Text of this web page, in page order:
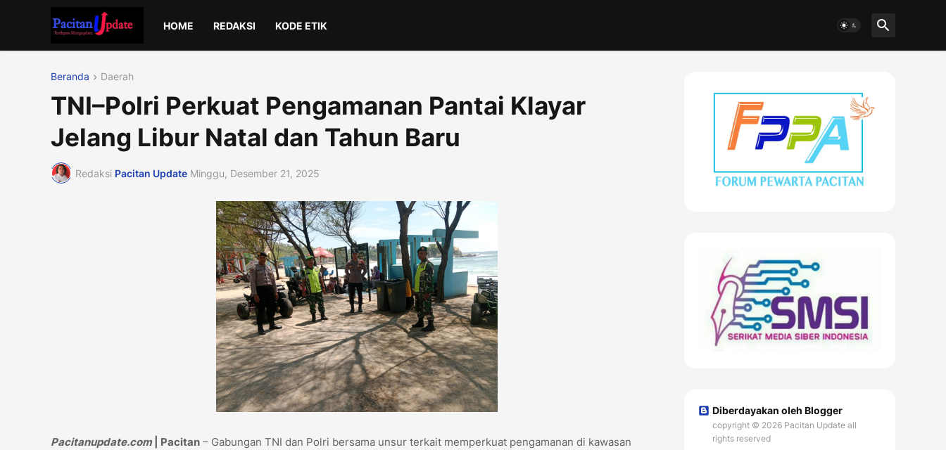
HOME REDAKSI KODE ETIK
Beranda Daerah
TNI–Polri Perkuat Pengamanan Pantai Klayar
Jelang Libur Natal dan Tahun Baru
Redaksi Pacitan Update Minggu, Desember 21, 2025
Pacitanupdate.com | Pacitan – Gabungan TNI dan Polri bersama unsur terkait memperkuat pengamanan di kawasan
Diberdayakan oleh Blogger
copyright © 2026 Pacitan Update all
rights reserved